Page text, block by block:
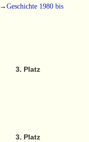
→ Geschichte 1980 bis
3. Platz
3. Platz